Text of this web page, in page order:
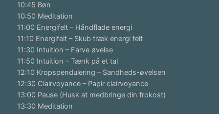
10:45 Bøn
10:50 Meditation
11:00 Energifelt – Håndflade energi
11:10 Energifelt – Skub træk energi felt
11:30 Intuition – Farve øvelse
11:50 Intuition – Tænk på et tal
12:10 Kropspendulering – Sandheds-øvelsen
12:30 Clairvoyance – Papir clairvoyance
13:00 Pause (Husk at medbringe din frokost)
13:30 Meditation